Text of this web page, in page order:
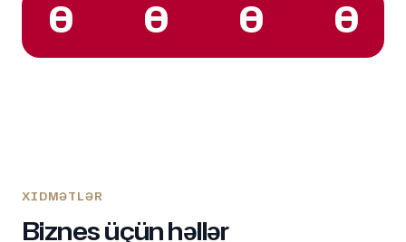
0 0 0 0
XIDMƏTLƏR
Biznes üçün həllər